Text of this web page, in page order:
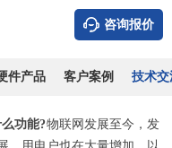
咨询报价
件产品 客户案例 技术交
成?有什么功能?
作者：admin
功能?物联网发展至今，发